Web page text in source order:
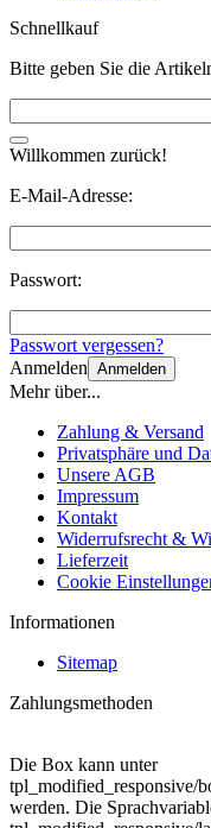
Schnellkauf
Bitte geben Sie die
Willkommen zurück!
E-Mail-Adresse:
Passwort:
Passwort vergessen?
Anmelden Anmelden
Mehr über...
Zahlung & Versand
Privatsphäre und
Unsere AGB
Impressum
Kontakt
Widerrufsrecht &
Lieferzeit
Cookie
Informationen
Sitemap
Zahlungsmethoden
Die Box kann unter
tpl_modified_responsive/
werden. Die